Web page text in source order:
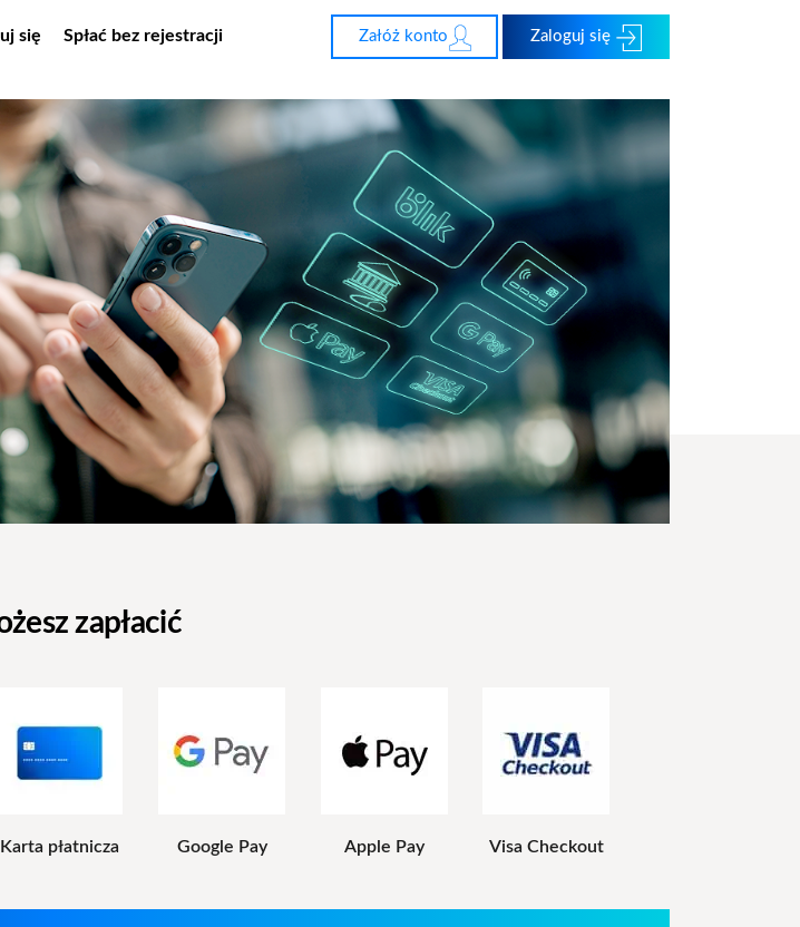
się Spłać bez rejestracji Załóż konto Zaloguj się
zapłacić
Karta płatnicza Google Pay Apple Pay Visa Checkout